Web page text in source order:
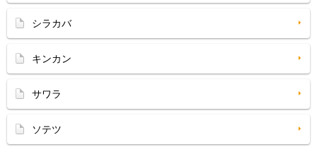
シラカバ
キンカン
サワラ
ソテツ